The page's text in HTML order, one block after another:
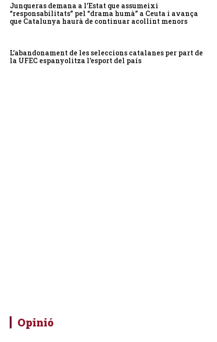
Junqueras demana a l’Estat que assumeixi
“responsabilitats” pel “drama humà” a Ceuta i avança
que Catalunya haurà de continuar acollint menors
L’abandonament de les seleccions catalanes per part de
la UFEC espanyolitza l’esport del país
Opinió